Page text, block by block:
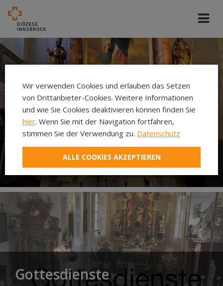
Ministrieren
Gottesdienste
Wir verwenden Cookies und erlauben das Setzen
von Drittanbieter-Cookies. Weitere Informationen
und wie Sie Cookies deaktivieren können finden Sie
hier. Wenn Sie mit der Navigation fortfahren,
stimmen Sie der Verwendung zu. Datenschutz
ALLE COOKIES AKZEPTIEREN